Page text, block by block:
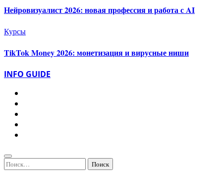
Нейровизуалист 2026: новая профессия и работа с AI
Курсы
TikTok Money 2026: монетизация и вирусные ниши
INFO GUIDE
Найти: